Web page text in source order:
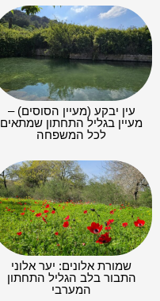
עין יבקע (מעיין הסוסים) –
מעיין בגליל התחתון שמתאים
לכל המשפחה
שמורת אלונים: יער אלוני
התבור בלב הגליל התחתון
המערבי